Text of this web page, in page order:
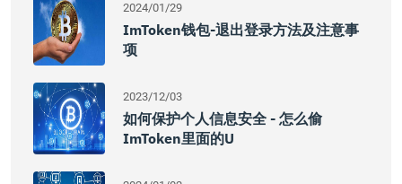
2024/01/29
ImToken钱包-退出登录方法及注意事
项
2023/12/03
如何保护个人信息安全 - 怎么偷
ImToken里面的U